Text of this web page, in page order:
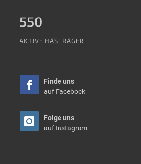
550
AKTIVE HÄSTRÄGER
Finde uns
auf Facebook
Folge uns
auf Instagram